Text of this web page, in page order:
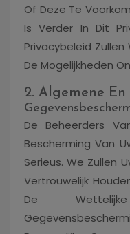
Of Deze Te
Is Verder In Dit
Privacybeleid
De Mogelijkheden
2. Algemene
De Beheerders
Bescherming Van
Serieus. We Zullen
Vertrouwelijk
De